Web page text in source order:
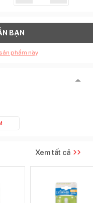
BẠN
phẩm này
Xem tất cả